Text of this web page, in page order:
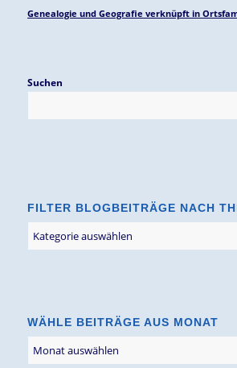
Genealogie und Geografie verknüpft in
Suchen
FILTER BLOGBEITRÄGE NACH
Blogbeiträge
WÄHLE BEITRÄGE AUS MONAT